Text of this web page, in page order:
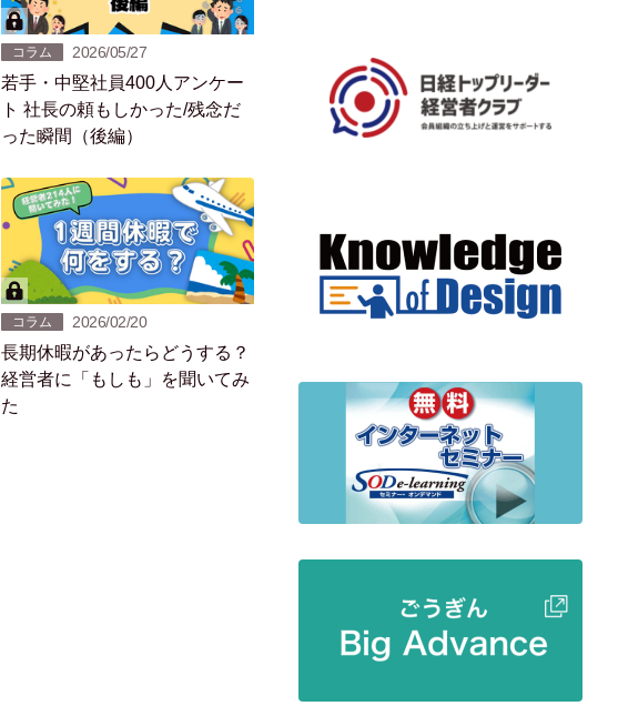
コラム 2026/05/27
若手・中堅社員400人アンケー
ト 社長の頼もしかった/残念だ
った瞬間（後編）
コラム 2026/02/20
長期休暇があったらどうする？
経営者に「もしも」を聞いてみ
た